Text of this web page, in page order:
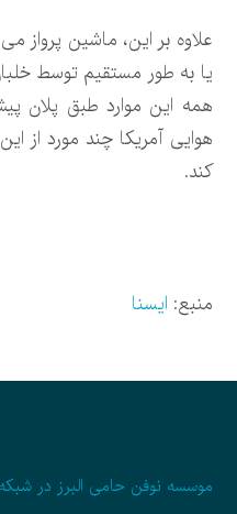
علاوه بر این، ماشین پرواز
یا به طور مستقیم توسط
هوایی آمریکا چند مورد از
کند.
منبع: ایسنا
موسسه نوفن حامی البرز در